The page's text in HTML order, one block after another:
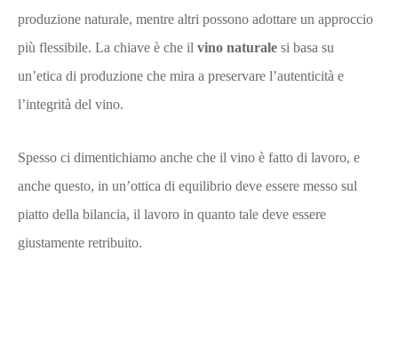
produzione naturale, mentre altri possono adottare un approccio
più flessibile. La chiave è che il vino naturale si basa su
un’etica di produzione che mira a preservare l’autenticità e
l’integrità del vino.
Spesso ci dimentichiamo anche che il vino è fatto di lavoro, e
anche questo, in un’ottica di equilibrio deve essere messo sul
piatto della bilancia, il lavoro in quanto tale deve essere
giustamente retribuito.